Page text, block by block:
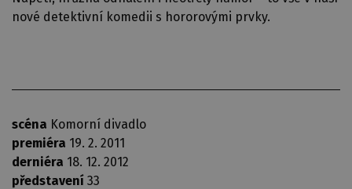
nové detektivní komedii s hororovými prvky.
scéna Komorní divadlo
premiéra 19. 2. 2011
derniéra 18. 12. 2012
představení 33